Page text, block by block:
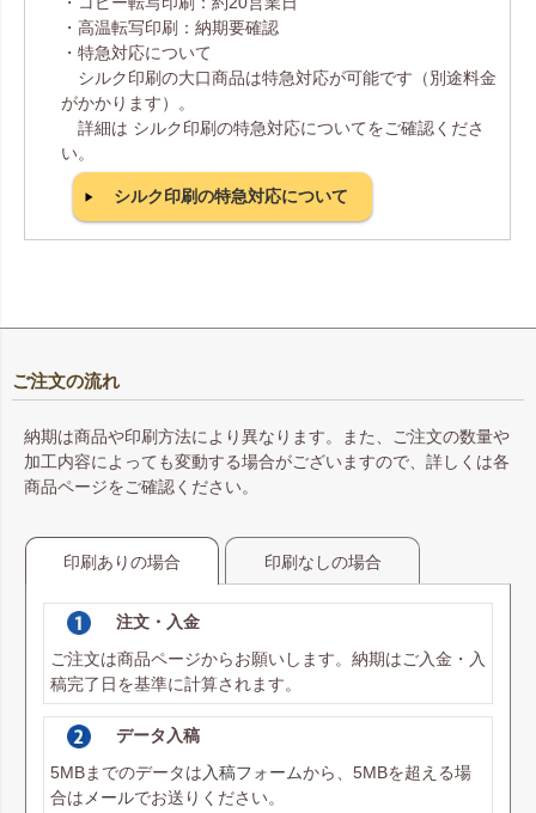
・高温転写印刷：納期要確認
・特急対応について
シルク印刷の大口商品は特急対応が可能です（別途料金
がかかります）。
詳細は シルク印刷の特急対応についてをご確認くださ
い。
シルク印刷の特急対応について
ご注文の流れ
納期は商品や印刷方法により異なります。また、ご注文の数量や
加工内容によっても変動する場合がございますので、詳しくは各
商品ページをご確認ください。
印刷ありの場合 印刷なしの場合
注文・入金
ご注文は商品ページからお願いします。納期はご入金・入
稿完了日を基準に計算されます。
データ入稿
5MBまでのデータは 入稿フォームから、5MBを超える場
合は メールでお送りください。